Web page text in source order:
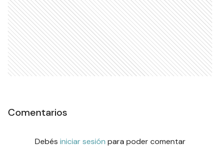
Comentarios
Debés iniciar sesión para poder comentar